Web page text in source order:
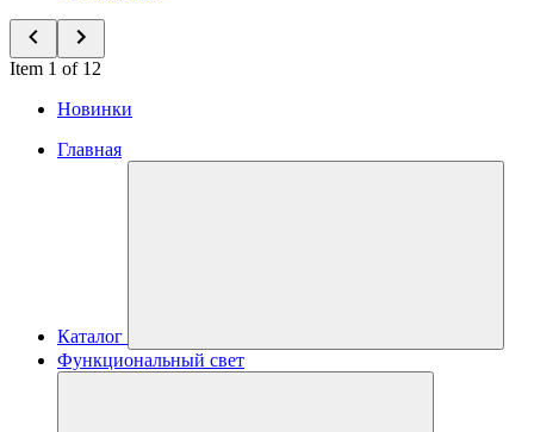
Item 1 of 12
Новинки
Главная
Каталог
Функциональный свет